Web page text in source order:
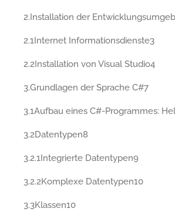
2.Installation der
2.1Internet Informationsdienste3
2.2Installation von Visual Studio4
3.Grundlagen der Sprache C#7
3.1Aufbau eines C#-Programmes:
3.2Datentypen8
3.2.1Integrierte Datentypen9
3.2.2Komplexe Datentypen10
3.3Klassen10